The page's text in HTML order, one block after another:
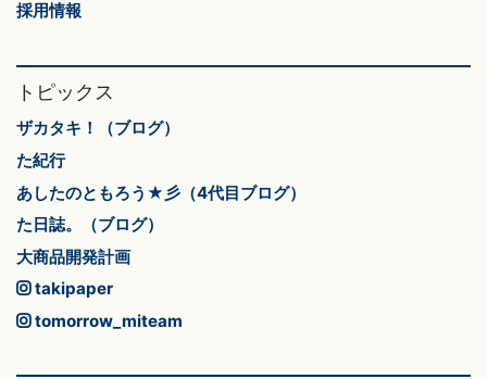
採用情報
トピックス
ザカタキ！（ブログ）
た紀行
あしたのともろう★彡（4代目ブログ）
た日誌。（ブログ）
大商品開発計画
takipaper
tomorrow_miteam